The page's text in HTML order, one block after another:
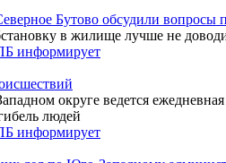
Бутово обсудили вопросы
в жилище лучше не
информирует
округе ведется
людей
информирует